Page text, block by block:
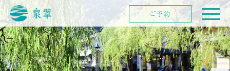
ご予約